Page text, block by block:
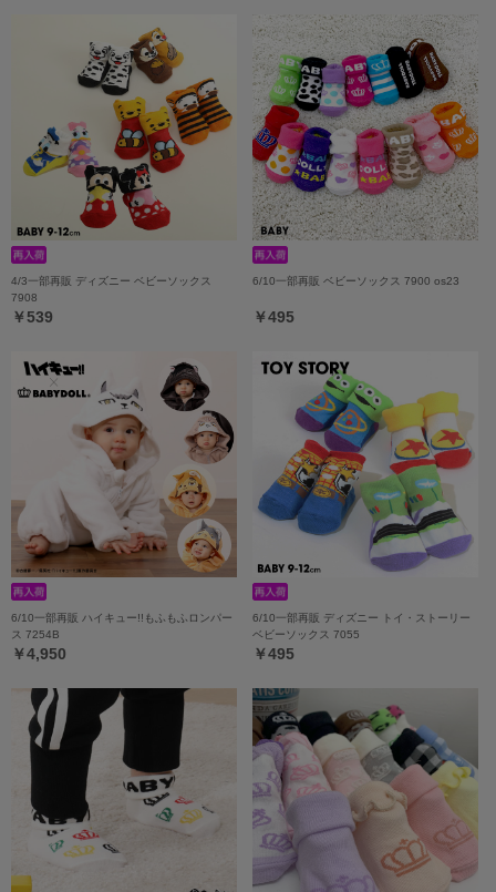
4/3一部再販 ディズニー ベビーソックス
7908
￥539
6/10一部再販 ベビーソックス 7900 os23
￥495
6/10一部再販 ハイキュー!!もふもふロンパー
ス 7254B
￥4,950
6/10一部再販 ディズニー トイ・ストーリー
ベビーソックス 7055
￥495